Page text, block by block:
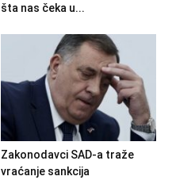
šta nas čeka u...
Zakonodavci SAD-a traže
vraćanje sankcija